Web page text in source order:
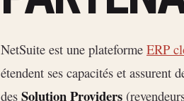
NetSuite est une plateforme ERP
étendent ses capacités et assurent
des Solution Providers